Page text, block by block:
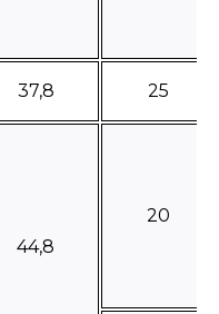
37,8 25
44,8
20